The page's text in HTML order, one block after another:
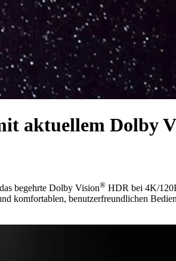
aktuellem Dolby
begehrte Dolby Vision® HDR bei 4K/
komfortablen, benutzerfreundlichen